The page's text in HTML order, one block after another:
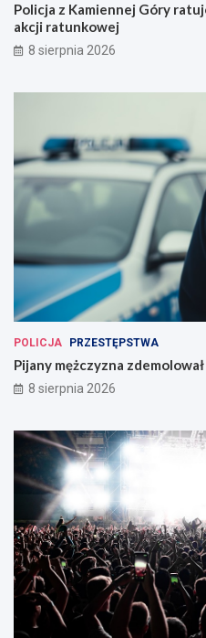
Policja z Kamiennej Góry
akcji ratunkowej
8 sierpnia 2026
POLICJA PRZESTĘPSTWA
Pijany mężczyzna
8 sierpnia 2026